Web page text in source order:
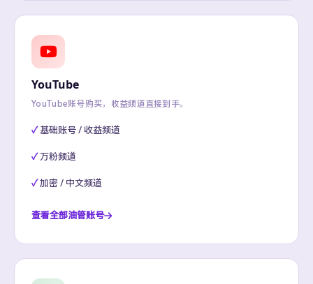
YouTube
YouTube账号购买，收益频道直接到手。
基础账号 / 收益频道
万粉频道
加密 / 中文频道
查看全部油管账号